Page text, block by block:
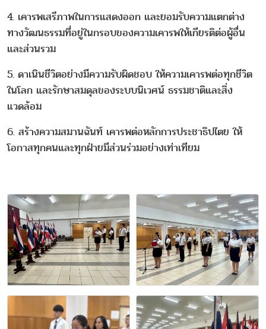
4. เคารพเสรีภาพในการแสดงออก และยอมรับความแตกต่าง
ทางวัฒนธรรมที่อยู่ในกรอบของความเคารพให้เกียรติต่อผู้อื่น
และส่วนรวม
5. ดาเนินชีวิตอย่างมีความรับผิดชอบ ให้ความเคารพต่อทุกชีวิต
ในโลก และรักษาสมดุลของระบบนิเวศน์ ธรรมชาติและสิ่ง
แวดล้อม
6. สร้างความสมานฉันท์ เคารพต่อหลักการประชาธิปไตย ให้
โอกาสทุกคนและทุกฝ่ายมีส่วนร่วมอย่างเท่าเทียม